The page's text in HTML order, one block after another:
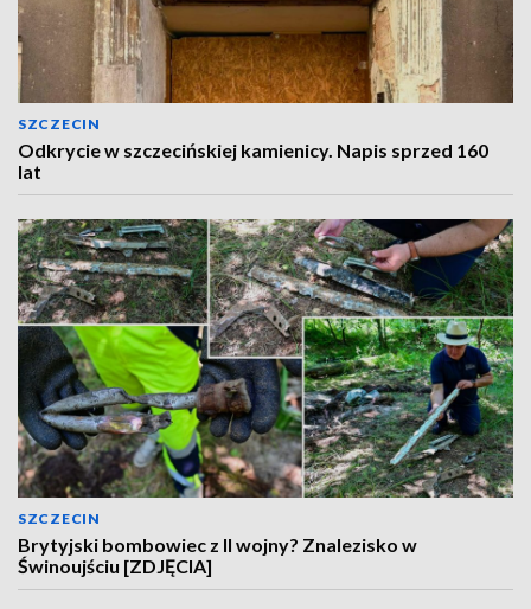
SZCZECIN
Odkrycie w szczecińskiej kamienicy. Napis sprzed 160
lat
SZCZECIN
Brytyjski bombowiec z II wojny? Znalezisko w
Świnoujściu [ZDJĘCIA]